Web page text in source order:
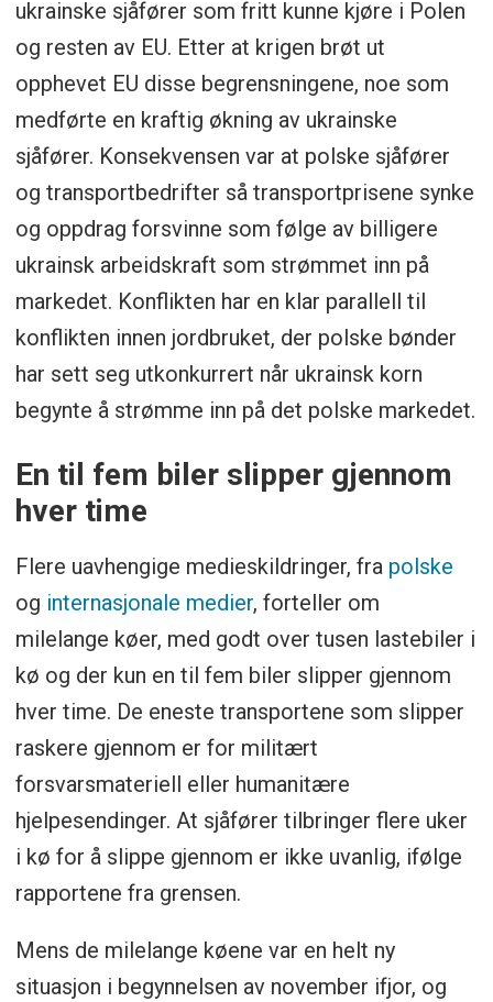
ukrainske sjåfører som fritt kunne kjøre i Polen
og resten av EU. Etter at krigen brøt ut
opphevet EU disse begrensningene, noe som
medførte en kraftig økning av ukrainske
sjåfører. Konsekvensen var at polske sjåfører
og transportbedrifter så transportprisene synke
og oppdrag forsvinne som følge av billigere
ukrainsk arbeidskraft som strømmet inn på
markedet. Konflikten har en klar parallell til
konflikten innen jordbruket, der polske bønder
har sett seg utkonkurrert når ukrainsk korn
begynte å strømme inn på det polske markedet.
En til fem biler slipper gjennom
hver time
Flere uavhengige medieskildringer, fra polske
og internasjonale medier, forteller om
milelange køer, med godt over tusen lastebiler i
kø og der kun en til fem biler slipper gjennom
hver time. De eneste transportene som slipper
raskere gjennom er for militært
forsvarsmateriell eller humanitære
hjelpesendinger. At sjåfører tilbringer flere uker
i kø for å slippe gjennom er ikke uvanlig, ifølge
rapportene fra grensen.
Mens de milelange køene var en helt ny
situasjon i begynnelsen av november ifjor, og